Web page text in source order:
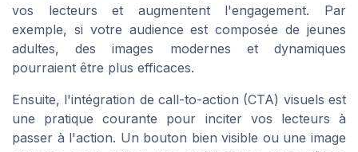
vos lecteurs et augmentent l'engagement. Par
exemple, si votre audience est composée de jeunes
adultes, des images modernes et dynamiques
pourraient être plus efficaces.
Ensuite, l'intégration de call-to-action (CTA) visuels est
une pratique courante pour inciter vos lecteurs à
passer à l'action. Un bouton bien visible ou une image